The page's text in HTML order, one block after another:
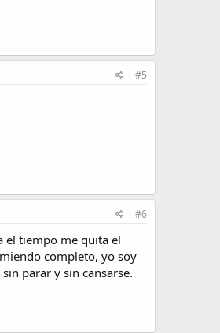
#5
#6
el tiempo me quita el
completo, yo soy
parar y sin cansarse.